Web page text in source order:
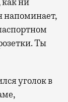
напоминает,
Ты
уголок в